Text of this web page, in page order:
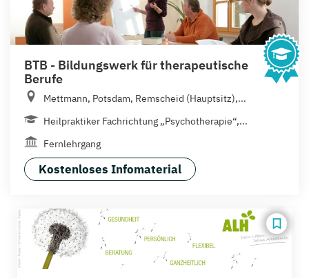
BTB - Bildungswerk für therapeutische
Berufe
Mettmann, Potsdam, Remscheid (Hauptsitz),...
Heilpraktiker Fachrichtung „Psychotherapie“,...
Fernlehrgang
Kostenloses Infomaterial